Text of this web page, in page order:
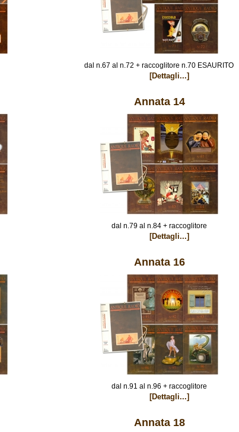
dal n.67 al n.72 + raccoglitore n.70 ESAURITO
[Dettagli...]
Annata 14
dal n.79 al n.84 + raccoglitore
[Dettagli...]
Annata 16
dal n.91 al n.96 + raccoglitore
[Dettagli...]
Annata 18